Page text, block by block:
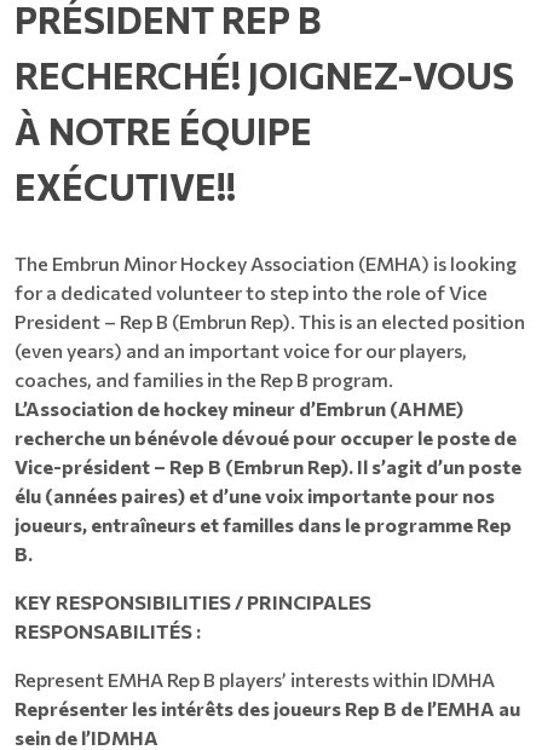
PRÉSIDENT REP B
RECHERCHÉ! JOIGNEZ-VOUS
À NOTRE ÉQUIPE
EXÉCUTIVE!!
The Embrun Minor Hockey Association (EMHA) is looking
for a dedicated volunteer to step into the role of Vice
President – Rep B (Embrun Rep). This is an elected position
(even years) and an important voice for our players,
coaches, and families in the Rep B program.
L’Association de hockey mineur d’Embrun (AHME)
recherche un bénévole dévoué pour occuper le poste de
Vice-président – Rep B (Embrun Rep). Il s’agit d’un poste
élu (années paires) et d’une voix importante pour nos
joueurs, entraîneurs et familles dans le programme Rep
B.
KEY RESPONSIBILITIES / PRINCIPALES
RESPONSABILITÉS :
Represent EMHA Rep B players’ interests within IDMHA
Représenter les intérêts des joueurs Rep B de l’EMHA au
sein de l’IDMHA